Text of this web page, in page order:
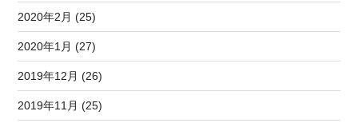
2020年2月 (25)
2020年1月 (27)
2019年12月 (26)
2019年11月 (25)